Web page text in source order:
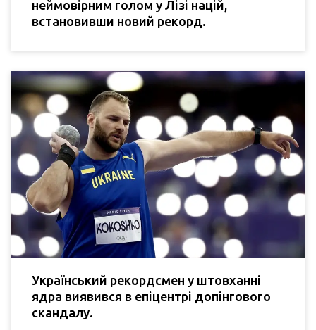
неймовірним голом у Лізі націй,
встановивши новий рекорд.
Український рекордсмен у штовханні
ядра виявився в епіцентрі допінгового
скандалу.